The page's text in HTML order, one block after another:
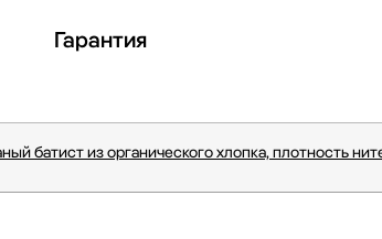
Гарантия
батист из органического хлопка, плотность